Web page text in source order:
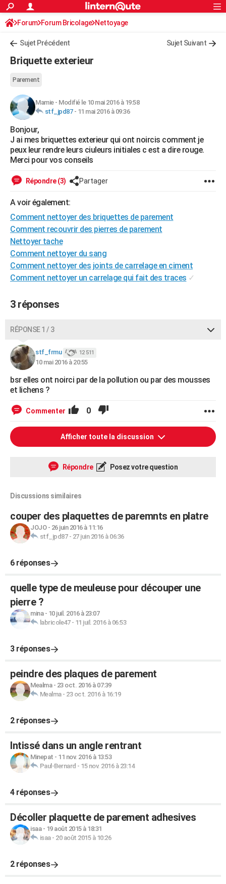
ACTUALITÉS
Politique
Société
Faits Divers
Education
Monde
Villes
+
AUTO
Essais
Réserver un essai
Citadines
Berlines
SUV
Forum auto
+HIGH-TECH
Mobiles
Meilleur smartphone
Internet
Ordinateurs
Jeux vidéo
Guide high-tech
+BRICOLAGE
Forum
Aménagement intérieur
Extérieur
Cuisine
Salle de bains
Jardinage
Rangement
WEEK-END
Guides de France
Escapades
Patrimoine
Expositions
Musées
Week-end nature
LIFESTYLE
SANTE
Alimentation
Guide de la santé
Maladies
Médicaments
Sommeil
VOYAGE
Destinations
City break
Voyage nature
Voyage de noces
Forum
Climat
+PHOTO
GUIDES D'ACHAT
BONS PLANS
CARTE DE VOEUX
COPAINS D'AVANT
S'inscrire
Se connecter
Lycées
Collèges
Primaires
Universités
Entreprises
Service militaire
Avis de recherche
AVIS DE DÉCÈS
S'inscrire
Connexion
Forum Forum Bricolage Nettoyage
Sujet Précédent Sujet Suivant
Briquette exterieur
Parement
Mamie- Modifié le 10 mai 2016 à 19:58
stf_jpd87- 11 mai 2016 à 09:36
Bonjour,
J ai mes briquettes exterieur qui ont noircis comment je
peux leur rendre leurs ciuleurs initiales c est a dire rouge.
Merci pour vos conseils
Répondre (3) Partager
A voir également:
Comment nettoyer des briquettes de parement
Comment recouvrir des pierres de parement
Nettoyer tache
Comment nettoyer du sang
Comment nettoyer des joints de carrelage en ciment
Comment nettoyer un carrelage qui fait des traces ✓
3 réponses
RÉPONSE 1 / 3
stf_frmu 12 511
10 mai 2016 à 20:55
bsr elles ont noirci par de la pollution ou par des mousses
et lichens ?
Commenter 0
Afficher toute la discussion
Répondre Posez votre question
Discussions similaires
couper des plaquettes de paremnts en platre
JOJO- 26 juin 2016 à 11:16
stf_jpd87- 27 juin 2016 à 06:36
6 réponses
quelle type de meuleuse pour découper une
pierre ?
mina- 10 juil. 2016 à 23:07
labricole47- 11 juil. 2016 à 06:53
3 réponses
peindre des plaques de parement
Mealma- 23 oct. 2016 à 07:39
Mealma- 23 oct. 2016 à 16:19
2 réponses
Intissé dans un angle rentrant
Minepat - 11 nov. 2016 à 13:53
Paul-Bernard - 15 nov. 2016 à 23:14
4 réponses
Décoller plaquette de parement adhesives
isaa- 19 août 2015 à 18:31
isaa- 20 août 2015 à 10:26
2 réponses